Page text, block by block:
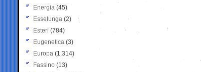
Energia (45)
Esselunga (2)
Esteri (784)
Eugenetica (3)
Europa (1.314)
Fassino (13)